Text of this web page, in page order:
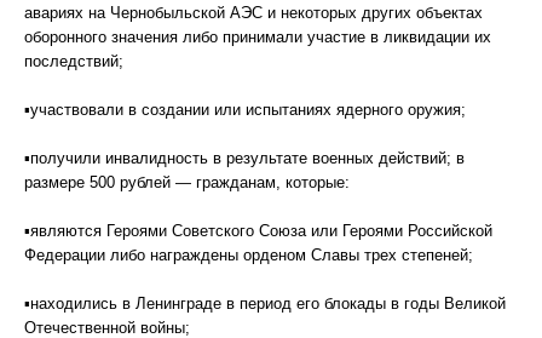
авариях на Чернобыльской АЭС и некоторых других объектах
оборонного значения либо принимали участие в ликвидации их
последствий;
▪участвовали в создании или испытаниях ядерного оружия;
▪получили инвалидность в результате военных действий; в
размере 500 рублей — гражданам, которые:
▪являются Героями Советского Союза или Героями Российской
Федерации либо награждены орденом Славы трех степеней;
▪находились в Ленинграде в период его блокады в годы Великой
Отечественной войны;